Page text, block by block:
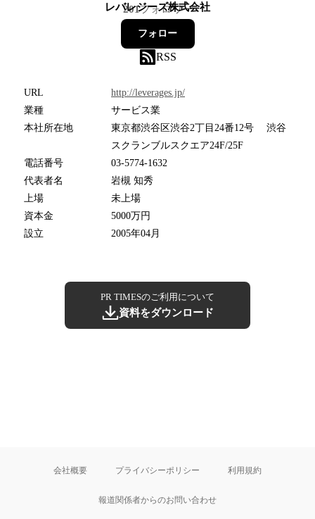
レバレジーズ株式会社
201フォロワー
フォロー
RSS
URL
http://leverages.jp/
業種
サービス業
本社所在地
東京都渋谷区渋谷2丁目24番12号 渋谷
スクランブルスクエア24F/25F
電話番号
03-5774-1632
代表者名
岩槻 知秀
上場
未上場
資本金
5000万円
設立
2005年04月
PR TIMESのご利用について
資料をダウンロード
会社概要 プライバシーポリシー 利用規約
報道関係者からのお問い合わせ